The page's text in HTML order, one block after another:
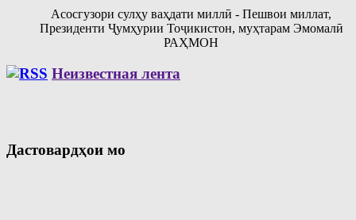
Асосгузори сулҳу ваҳдати миллӣ - Пешвои миллат,
Президенти Ҷумҳурии Тоҷикистон, муҳтарам Эмомалӣ
РАҲМОН
Неизвестная лента
Дастовардҳои мо